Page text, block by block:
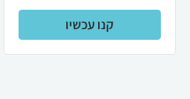
קנו עכשיו